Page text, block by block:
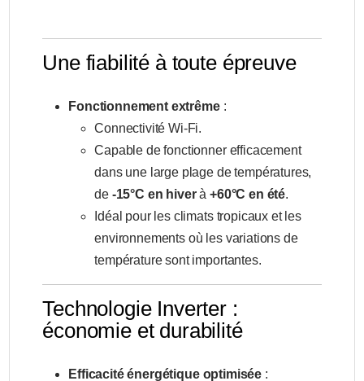
Une fiabilité à toute épreuve
Fonctionnement extrême:
Connectivité Wi-Fi.
Capable de fonctionner efficacement
dans une large plage de températures,
de -15°C en hiverà+60°C en été.
Idéal pour les climats tropicaux et les
environnements où les variations de
température sont importantes.
Technologie Inverter :
économie et durabilité
Efficacité énergétique optimisée :